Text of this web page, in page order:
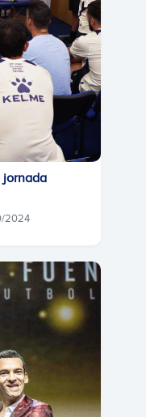
jornada
2024